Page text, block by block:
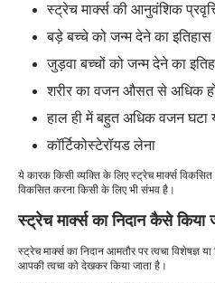
स्ट्रेच मार्क्स की आनुवंशिक
बड़े बच्चे को जन्म देने का इतिहास
जुड़वा बच्चों को जन्म देने का
शरीर का वजन औसत से अधिक
हाल ही में बहुत अधिक वजन घटा
कॉर्टिकोस्टेरॉयड लेना
ये कारक किसी व्यक्ति के लिए स्ट्रेच मार्क्स
विकसित करना किसी के लिए भी संभव है।
स्ट्रेच मार्क्स का निदान कैसे किया
स्ट्रेच मार्क्स का निदान आमतौर पर त्वचा विशेषज्ञ
आपकी त्वचा को देखकर किया जाता है।